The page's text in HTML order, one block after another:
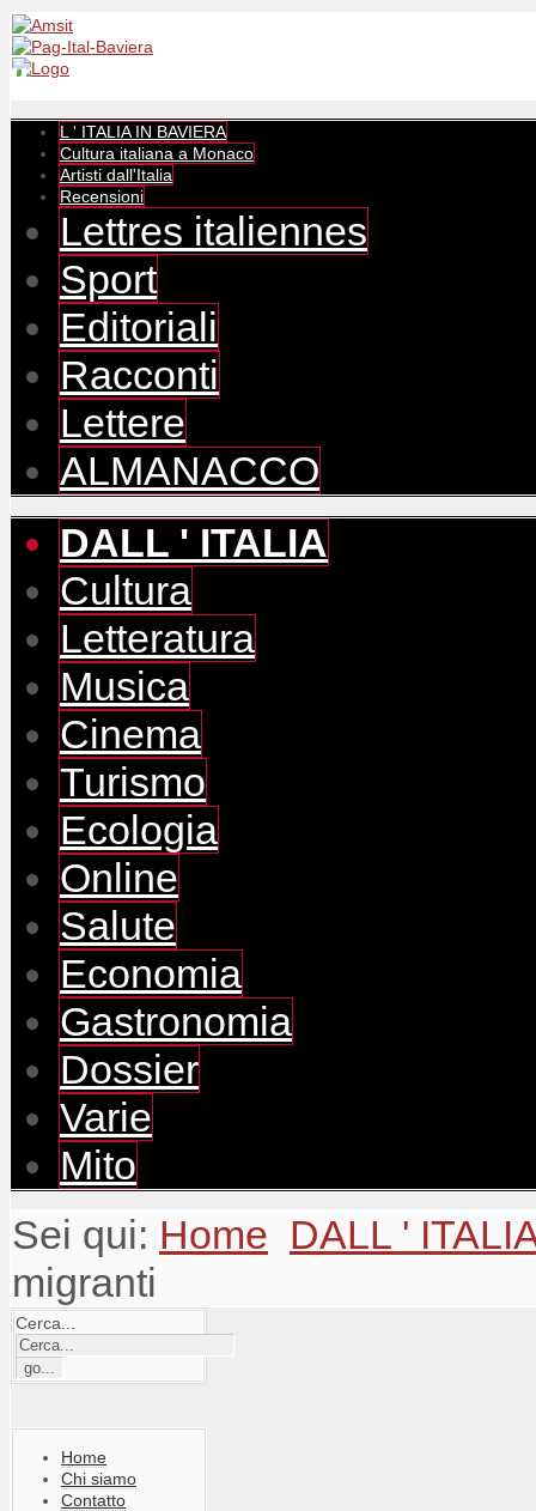
L ' ITALIA IN BAVIERA
Cultura italiana a Monaco
Artisti dall'Italia
Recensioni
Lettres italiennes
Sport
Editoriali
Racconti
Lettere
ALMANACCO
DALL ' ITALIA
Cultura
Letteratura
Musica
Cinema
Turismo
Ecologia
Online
Salute
Economia
Gastronomia
Dossier
Varie
Mito
Sei qui: Home DALL '
migranti
Cerca...
Home
Chi siamo
Contatto